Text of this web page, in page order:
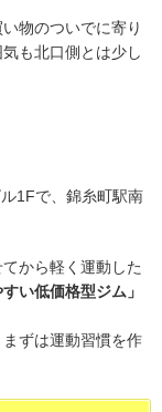
物のついでに寄り
も北口側とは少し
1Fで、錦糸町駅南
から軽く運動した
い低価格型ジム」
ずは運動習慣を作